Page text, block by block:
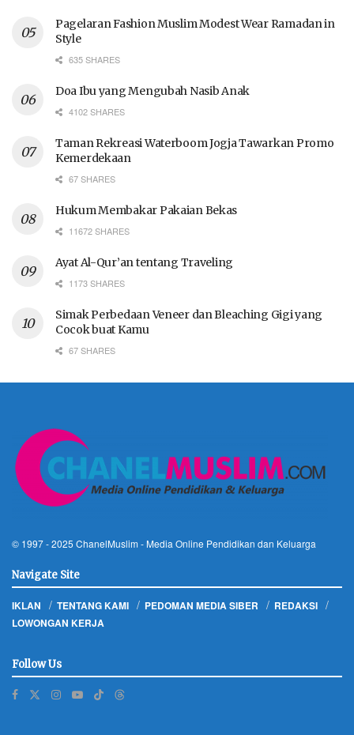
Pagelaran Fashion Muslim Modest Wear Ramadan in
Style
635 SHARES
Doa Ibu yang Mengubah Nasib Anak
4102 SHARES
Taman Rekreasi Waterboom Jogja Tawarkan Promo
Kemerdekaan
67 SHARES
Hukum Membakar Pakaian Bekas
11672 SHARES
Ayat Al-Qur’an tentang Traveling
1173 SHARES
Simak Perbedaan Veneer dan Bleaching Gigi yang
Cocok buat Kamu
67 SHARES
© 1997 - 2025 ChanelMuslim - Media Online Pendidikan dan Keluarga
Navigate Site
IKLAN TENTANG KAMI PEDOMAN MEDIA SIBER
REDAKSI
LOWONGAN KERJA
Follow Us